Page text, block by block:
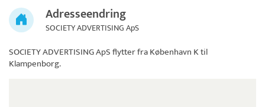
Adresseendring
SOCIETY ADVERTISING ApS
SOCIETY ADVERTISING ApSflytter fra København K til
Klampenborg.